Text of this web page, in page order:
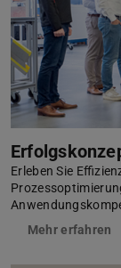
Erleben Sie
Mehr erfahren